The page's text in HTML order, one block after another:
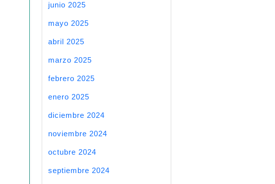
junio 2025
mayo 2025
abril 2025
marzo 2025
febrero 2025
enero 2025
diciembre 2024
noviembre 2024
octubre 2024
septiembre 2024